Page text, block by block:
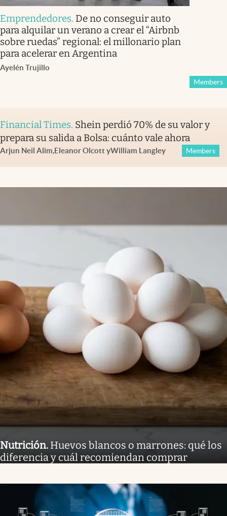
Emprendedores. De no conseguir auto
para alquilar un verano a crear el “Airbnb
sobre ruedas” regional: el millonario plan
para acelerar en Argentina
Ayelén Trujillo
Members
Financial Times. Shein perdió 70% de su valor y
prepara su salida a Bolsa: cuánto vale ahora
Arjun Neil Alim,Eleanor OlcottyWilliam Langley Members
Nutrición. Huevos blancos o marrones: qué los
diferencia y cuál recomiendan comprar